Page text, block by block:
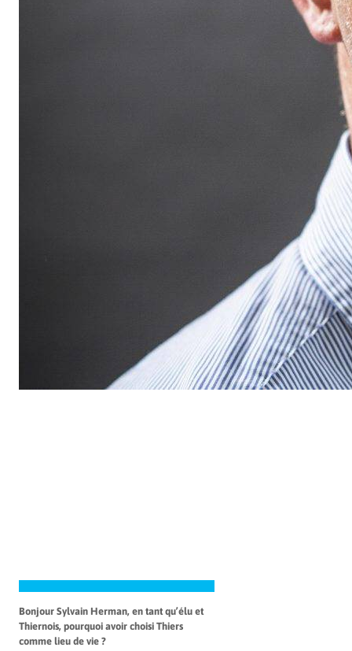
Bonjour Sylvain Herman, en tant qu’élu et
Thiernois, pourquoi avoir choisi Thiers
comme lieu de vie ?